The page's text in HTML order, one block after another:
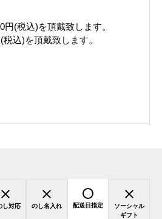
円(税込)を頂戴致します。
込)を頂戴致します。
し対応 のし名入れ 配送日指定
ソーシャル
ギフト